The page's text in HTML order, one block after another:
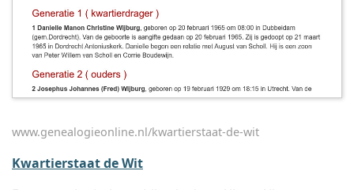
www.genealogieonline.nl/kwartierstaat-de-wit
Kwartierstaat de Wit